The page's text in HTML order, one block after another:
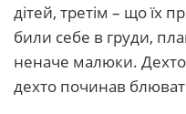
дітей, третім – що їх
били себе в груди,
неначе малюки. Дехто
дехто починав